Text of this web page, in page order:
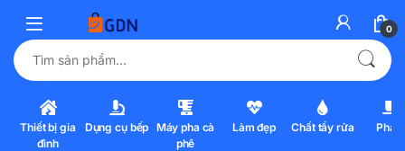
0
Tìm kiếm:
Thiết bị gia
đình
Dụng cụ bếp Máy pha cà
phê
Làm đẹp Chất tẩy rửa Pha